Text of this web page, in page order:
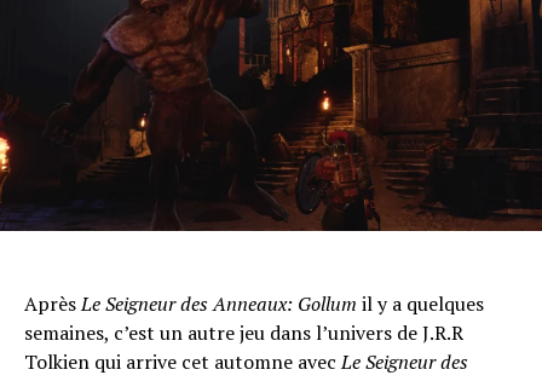
AprèsLe Seigneur des Anneaux: Gollum il y a quelques
semaines, c’est un autre jeu dans l’univers de J.R.R
Tolkien qui arrive cet automne avecLe Seigneur des